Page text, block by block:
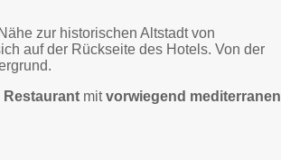
zur historischen Altstadt von
auf der Rückseite des Hotels. Von der
Restaurant mitvorwiegend mediterranen